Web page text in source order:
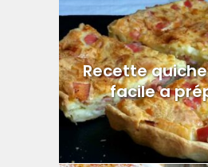
Recette
facile a